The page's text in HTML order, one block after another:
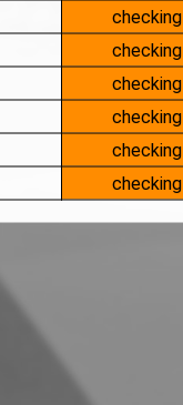
checking
checking
checking
checking
checking
checking